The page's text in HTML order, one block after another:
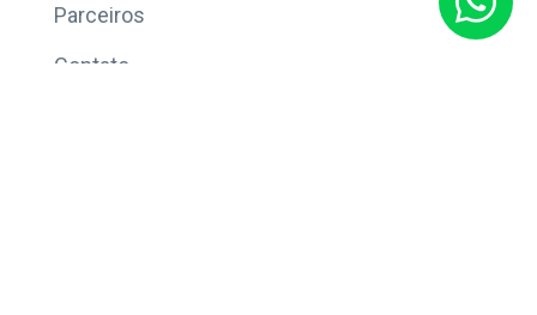
Parceiros
Contato